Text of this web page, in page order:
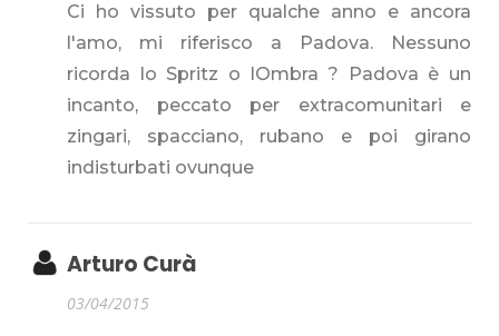
Ci ho vissuto per qualche anno e ancora
l'amo, mi riferisco a Padova. Nessuno
ricorda lo Spritz o lOmbra ? Padova è un
incanto, peccato per extracomunitari e
zingari, spacciano, rubano e poi girano
indisturbati ovunque
Arturo Curà
03/04/2015